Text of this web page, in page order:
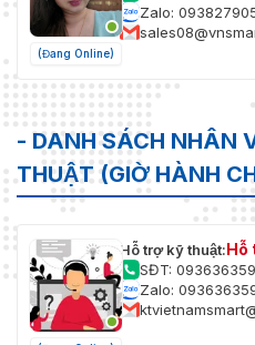
(Đang Online)
Zalo:
- DANH SÁCH NHÂN
THUẬT (GIỜ HÀNH
Hỗ trợ kỹ thuật:Hỗ
SĐT:
Zalo: